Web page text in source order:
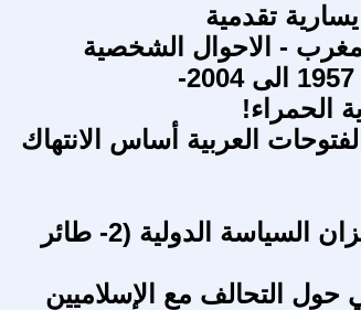
تقدمية
- الاحوال الشخصية
الحمراء!
الحج ب 4 ف 1 : الفتوحات العربية أساس الانتهاك
الإسلام السياسي في ميزان السياسة الدولية (2- طائر
التحالف مع الإسلاميين